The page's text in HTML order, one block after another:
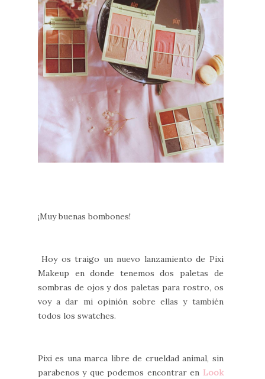
¡Muy buenas bombones!
Hoy os traigo un nuevo lanzamiento de Pixi
Makeup en donde tenemos dos paletas de
sombras de ojos y dos paletas para rostro, os
voy a dar mi opinión sobre ellas y también
todos los swatches.
Pixi es una marca libre de crueldad animal, sin
parabenos y que podemos encontrar en Look